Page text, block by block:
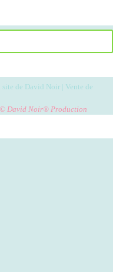
© David Noir® Production